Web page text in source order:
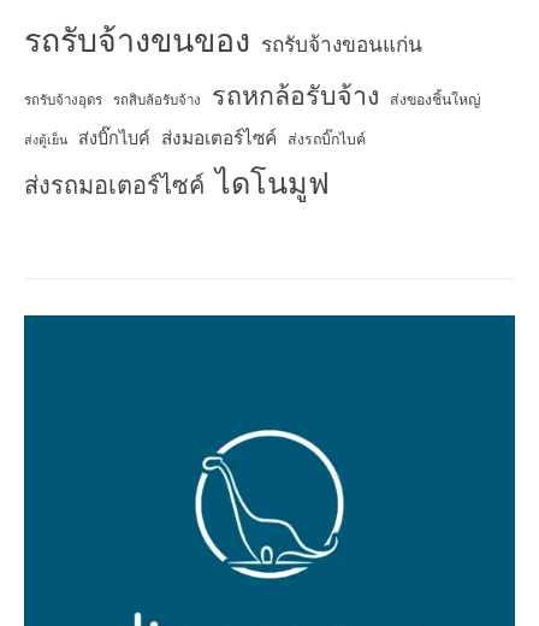
รถรับจ้างขนของ รถรับจ้างขอนแก่น
รถรับจ้างอุดร รถสิบล้อรับจ้าง รถหกล้อรับจ้าง ส่งของชิ้นใหญ่
ส่งตู้เย็น ส่งบิ๊กไบค์ ส่งมอเตอร์ไซค์ ส่งรถบิ๊กไบค์
ส่งรถมอเตอร์ไซค์ ไดโนมูฟ